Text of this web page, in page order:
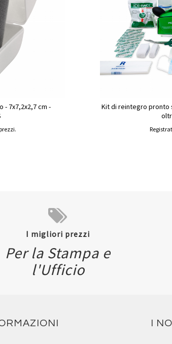
7x7,2x2,7 cm -
Kit di reintegro pronto
I migliori prezzi
Per la Stampa e
l'Ufficio
I